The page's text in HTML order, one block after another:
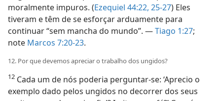
moralmente impuros. (Ezequiel 44:22, 25-27) Eles
tiveram e têm de se esforçar arduamente para
continuar “sem mancha do mundo”. —Tiago 1:27;
note Marcos 7:20-23.
12. Por que devemos apreciar o trabalho dos ungidos?
12 Cada um de nós poderia perguntar-se: ‘Aprecio o
exemplo dado pelos ungidos no decorrer dos seus